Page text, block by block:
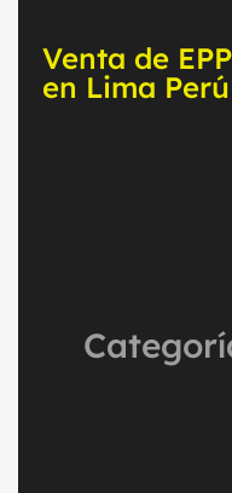
Venta de
en Lima Perú